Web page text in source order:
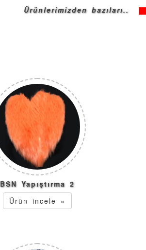
Ürünlerimizden bazıları..
BSN Yapıştırma 2
Ürün incele »